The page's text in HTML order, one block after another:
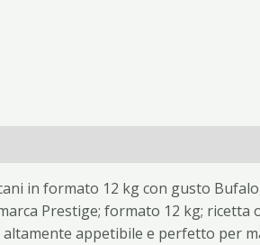
in formato 12 kg con gusto
Prestige; formato 12 kg;
appetibile e perfetto per